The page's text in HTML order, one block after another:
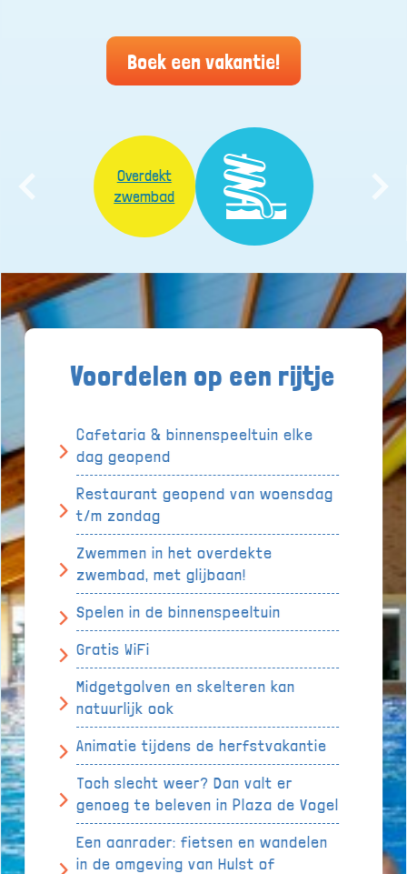
Boek een vakantie!
Overdekt
zwembad
Voordelen op een rijtje
Cafetaria & binnenspeeltuin elke
dag geopend
Restaurant geopend van woensdag
t/m zondag
Zwemmen in het overdekte
zwembad, met glijbaan!
Spelen in de binnenspeeltuin
Gratis WiFi
Midgetgolven en skelteren kan
natuurlijk ook
Animatie tijdens de herfstvakantie
Toch slecht weer? Dan valt er
genoeg te beleven in Plaza de Vogel
Een aanrader: fietsen en wandelen
in de omgeving van Hulst of